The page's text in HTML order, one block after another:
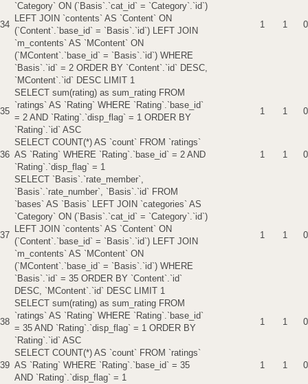
34
`Category` ON (`Basis`.`cat_id` = `Category`.`id`)
LEFT JOIN `contents` AS `Content` ON
(`Content`.`base_id` = `Basis`.`id`) LEFT JOIN
`m_contents` AS `MContent` ON
(`MContent`.`base_id` = `Basis`.`id`) WHERE
`Basis`.`id` = 2 ORDER BY `Content`.`id` DESC,
`MContent`.`id` DESC LIMIT 1
1 1 0
35
SELECT sum(rating) as sum_rating FROM
`ratings` AS `Rating` WHERE `Rating`.`base_id`
= 2 AND `Rating`.`disp_flag` = 1 ORDER BY
`Rating`.`id` ASC
1 1 0
36
SELECT COUNT(*) AS `count` FROM `ratings`
AS `Rating` WHERE `Rating`.`base_id` = 2 AND
`Rating`.`disp_flag` = 1
1 1 0
37
SELECT `Basis`.`rate_member`,
`Basis`.`rate_number`, `Basis`.`id` FROM
`bases` AS `Basis` LEFT JOIN `categories` AS
`Category` ON (`Basis`.`cat_id` = `Category`.`id`)
LEFT JOIN `contents` AS `Content` ON
(`Content`.`base_id` = `Basis`.`id`) LEFT JOIN
`m_contents` AS `MContent` ON
(`MContent`.`base_id` = `Basis`.`id`) WHERE
`Basis`.`id` = 35 ORDER BY `Content`.`id`
DESC, `MContent`.`id` DESC LIMIT 1
1 1 0
38
SELECT sum(rating) as sum_rating FROM
`ratings` AS `Rating` WHERE `Rating`.`base_id`
= 35 AND `Rating`.`disp_flag` = 1 ORDER BY
`Rating`.`id` ASC
1 1 0
39
SELECT COUNT(*) AS `count` FROM `ratings`
AS `Rating` WHERE `Rating`.`base_id` = 35
AND `Rating`.`disp_flag` = 1
1 1 0